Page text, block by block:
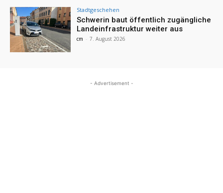
Stadtgeschehen
Schwerin baut öffentlich zugängliche
Landeinfrastruktur weiter aus
cm - 7. August 2026
- Advertisement -